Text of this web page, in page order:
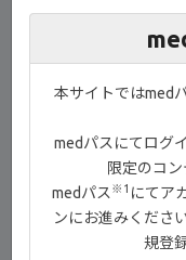
00:24-01:19 ジセ
01:20-01:46 服用
01:47-02:48
02:49-04:44 服用
04:45-04:56 服用
04:57-05:26 エン
本サイトではmed
medパスにてログ
限定のコン
medパス※1 にてア
ンにお進みくださ
規登